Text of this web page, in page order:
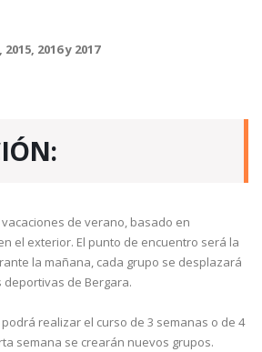
2016 y 2017
de verano, basado en
el exterior. El punto de encuentro será la
la mañana, cada grupo se desplazará
de Bergara.
realizar el curso de 3 semanas o de 4
semana se crearán nuevos grupos.